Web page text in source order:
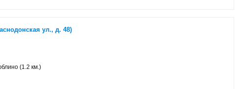
ул., д. 48)
(1.2 км.)